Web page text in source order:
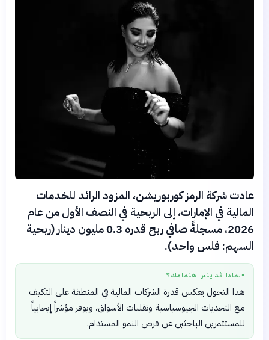
عادت شركة الرمز كوربوريشن، المزود الرائد للخدمات
المالية في الإمارات، إلى الربحية في النصف الأول من عام
2026، مسجلةً صافي ربح قدره 0.3 مليون دينار (ربحية
السهم: فلس واحد).
● لماذا قد يثير اهتمامك؟
هذا التحول يعكس قدرة الشركات المالية في المنطقة على التكيف
مع التحديات الجيوسياسية وتقلبات الأسواق، ويوفر مؤشراً إيجابياً
للمستثمرين الباحثين عن فرص النمو المستدام.